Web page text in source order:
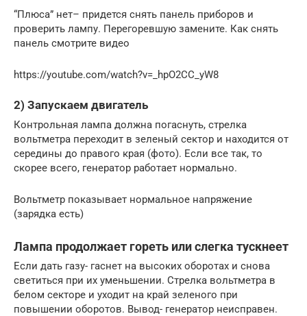
“Плюса” нет– придется снять панель приборов и
проверить лампу. Перегоревшую замените. Как снять
панель смотрите видео
https://youtube.com/watch?v=_hpO2CC_yW8
2) Запускаем двигатель
Контрольная лампа должна погаснуть, стрелка
вольтметра переходит в зеленый сектор и находится от
середины до правого края (фото). Если все так, то
скорее всего, генератор работает нормально.
Вольтметр показывает нормальное напряжение
(зарядка есть)
Лампа продолжает гореть или слегка тускнеет
Если дать газу- гаснет на высоких оборотах и снова
светиться при их уменьшении. Стрелка вольтметра в
белом секторе и уходит на край зеленого при
повышении оборотов. Вывод- генератор неисправен.